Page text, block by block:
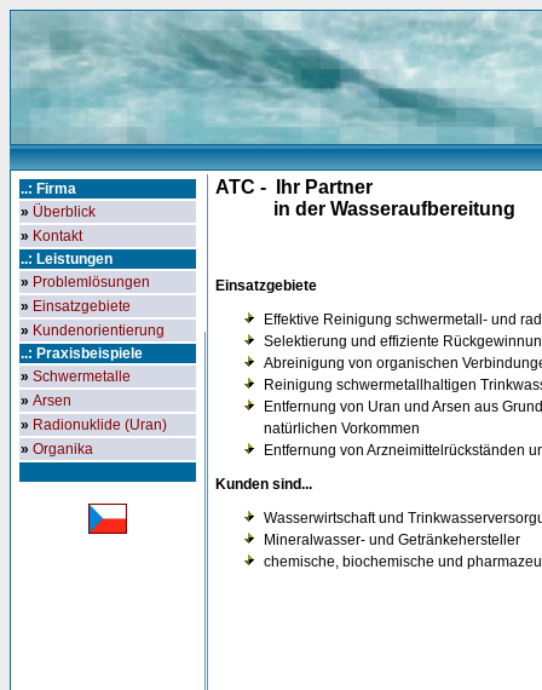
..: Firma
» Überblick
» Kontakt
..: Leistungen
» Problemlösungen
» Einsatzgebiete
» Kundenorientierung
..: Praxisbeispiele
» Schwermetalle
» Arsen
» Radionuklide (Uran)
» Organika
ATC - Ihr Partner
in der Wasseraufbereitung
Einsatzgebiete
Effektive Reinigung schwermetall- und
Selektierung und effiziente
Abreinigung von organischen
Reinigung schwermetallhaltigen
Entfernung von Uran und Arsen aus
natürlichen Vorkommen
Entfernung von Arzneimittelrückständen
Kunden sind...
Wasserwirtschaft und
Mineralwasser- und Getränkehersteller
chemische, biochemische und